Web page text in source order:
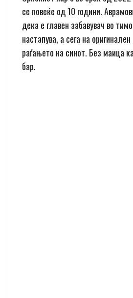
се повеќе од 10 години.
дека е главен забавувач во
настапува, а сега на
раѓањето на синот. Без маица
бар.